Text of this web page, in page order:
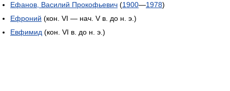
Ефанов, Василий Прокофьевич (1900—1978)
Ефроний (кон. VI — нач. V в. до н. э.)
Евфимид (кон. VI в. до н. э.)